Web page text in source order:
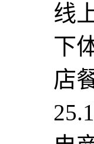
线
下
店